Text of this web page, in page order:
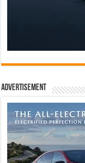
Advertisement